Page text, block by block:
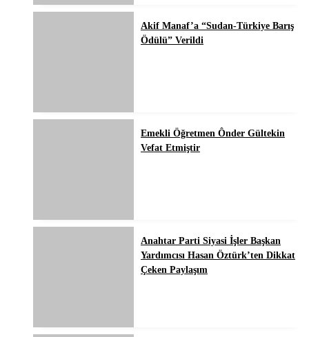
Akif Manaf’a “Sudan-Türkiye Barış
Ödülü” Verildi
Emekli Öğretmen Ônder Gültekin
Vefat Etmiştir
Anahtar Parti Siyasi İşler Başkan
Yardımcısı Hasan Öztürk’ten Dikkat
Çeken Paylaşım